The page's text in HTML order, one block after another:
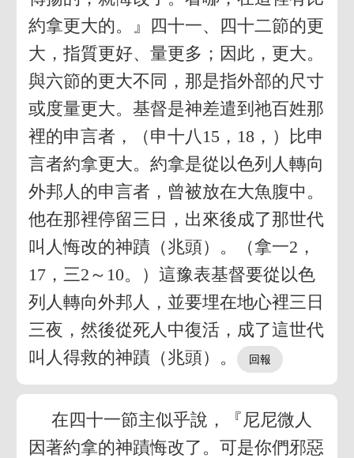
約拿更大的。』四十一、四十二節的更
大，指質更好、量更多；因此，更大。
與六節的更大不同，那是指外部的尺寸
或度量更大。基督是神差遣到祂百姓那
裡的申言者，（申十八15，18，）比申
言者約拿更大。約拿是從以色列人轉向
外邦人的申言者，曾被放在大魚腹中。
他在那裡停留三日，出來後成了那世代
叫人悔改的神蹟（兆頭）。（拿一2，
17，三2～10。）這豫表基督要從以色
列人轉向外邦人，並要埋在地心裡三日
三夜，然後從死人中復活，成了這世代
叫人得救的神蹟（兆頭）。
在四十一節主似乎說，『尼尼微人
因著約拿的神蹟悔改了。可是你們邪惡